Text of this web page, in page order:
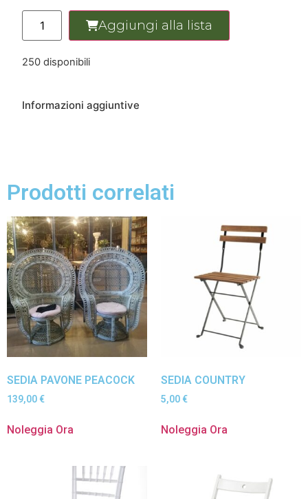
Aggiungi alla lista
250 disponibili
Informazioni aggiuntive
Prodotti correlati
SEDIA PAVONE PEACOCK
139,00 €
Noleggia Ora
SEDIA COUNTRY
5,00 €
Noleggia Ora